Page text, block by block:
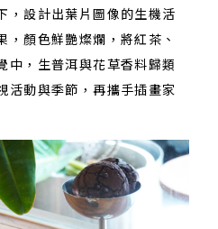
，設計出葉片圖像的生機活
，顏色鮮艷燦爛，將紅茶、
中，生普洱與花草香料歸類
活動與季節，再攜手插畫家